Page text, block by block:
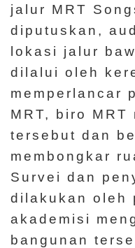
jalur MRT
diputuskan,
lokasi jalur
dilalui oleh
memperlancar
MRT, biro MRT
tersebut dan
membongkar
Survei dan
dilakukan oleh
akademisi
bangunan